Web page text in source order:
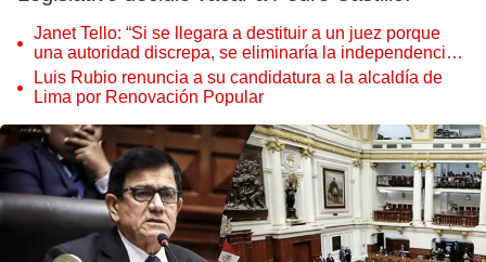
Janet Tello: “Si se llegara a destituir a un juez porque
una autoridad discrepa, se eliminaría la independencia
judicial”
Luis Rubio renuncia a su candidatura a la alcaldía de
Lima por Renovación Popular